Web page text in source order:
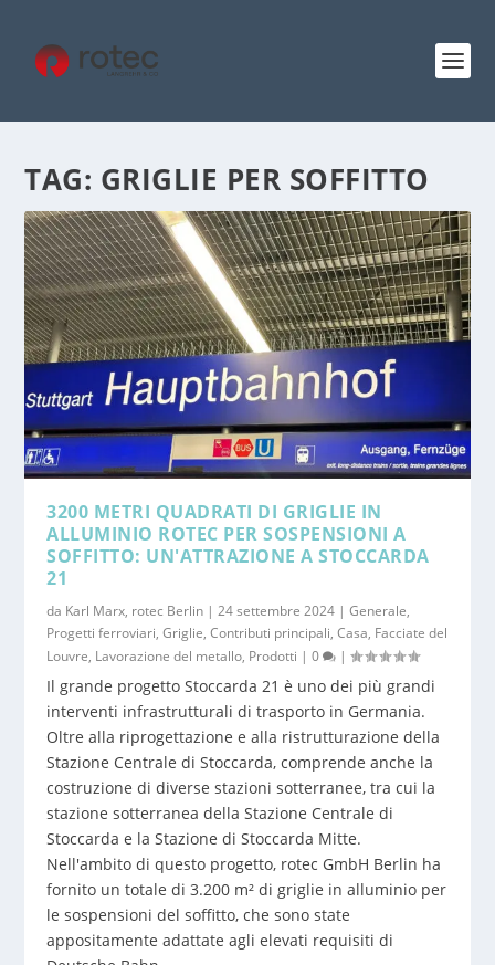
TAG: GRIGLIE PER SOFFITTO
3200 METRI QUADRATI DI GRIGLIE IN
ALLUMINIO ROTEC PER SOSPENSIONI A
SOFFITTO: UN'ATTRAZIONE A STOCCARDA
21
da Karl Marx, rotec Berlin |24 settembre 2024 |Generale,
Progetti ferroviari,Griglie,Contributi principali,Casa, Facciate del
Louvre, Lavorazione del metallo, Prodotti |0 |
Il grande progetto Stoccarda 21 è uno dei più grandi
interventi infrastrutturali di trasporto in Germania.
Oltre alla riprogettazione e alla ristrutturazione della
Stazione Centrale di Stoccarda, comprende anche la
costruzione di diverse stazioni sotterranee, tra cui la
stazione sotterranea della Stazione Centrale di
Stoccarda e la Stazione di Stoccarda Mitte.
Nell'ambito di questo progetto, rotec GmbH Berlin ha
fornito un totale di 3.200 m² di griglie in alluminio per
le sospensioni del soffitto, che sono state
appositamente adattate agli elevati requisiti di